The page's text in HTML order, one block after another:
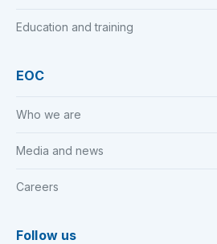
Education and training
EOC
Who we are
Media and news
Careers
Follow us